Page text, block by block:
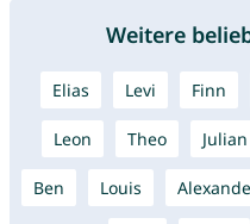
Weitere
Elias Levi Finn
Leon Theo Julian
Ben Louis